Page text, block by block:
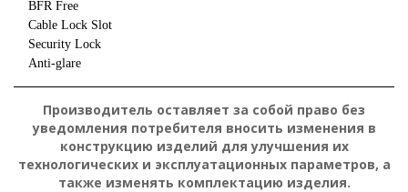
BFR Free
Cable Lock Slot
Security Lock
Anti-glare
Производитель оставляет за собой право без
уведомления потребителя вносить изменения в
конструкцию изделий для улучшения их
технологических и эксплуатационных параметров, а
также изменять комплектацию изделия.